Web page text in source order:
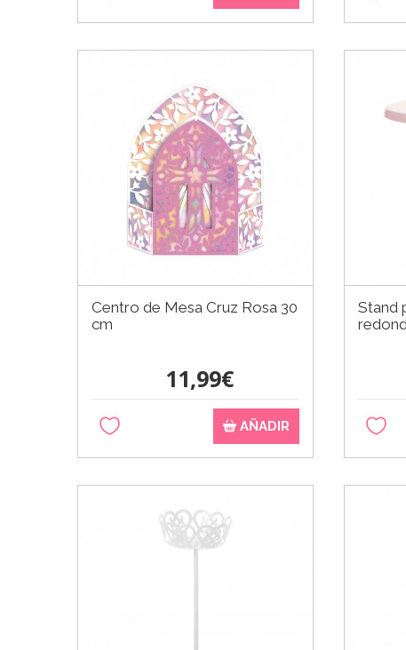
Centro de Mesa Cruz Rosa 30
cm
11,99€
AÑADIR
Stand